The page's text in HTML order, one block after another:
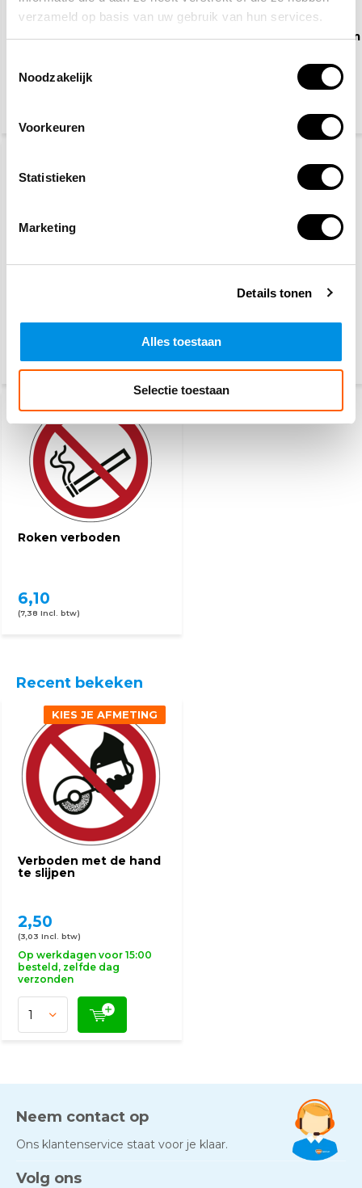
verzameld op basis van uw gebruik van hun services.
Noodzakelijk
Voorkeuren
Statistieken
Marketing
Details tonen
Alles toestaan
Selectie toestaan
EHBO koffer Oranje
Waarschuwingspictogram
(3,03 Incl. btw)
Verboden voor
voetgangers
2,50
(3,03 Incl. btw)
Roken verboden
6,10
(7,38 Incl. btw)
Recent bekeken
Verboden met de hand
te slijpen
KIES JE AFMETING
2,50
(3,03 Incl. btw)
Op werkdagen voor 15:00
besteld, zelfde dag
verzonden
Neem contact op
Ons klantenservice staat voor je klaar.
Volg ons